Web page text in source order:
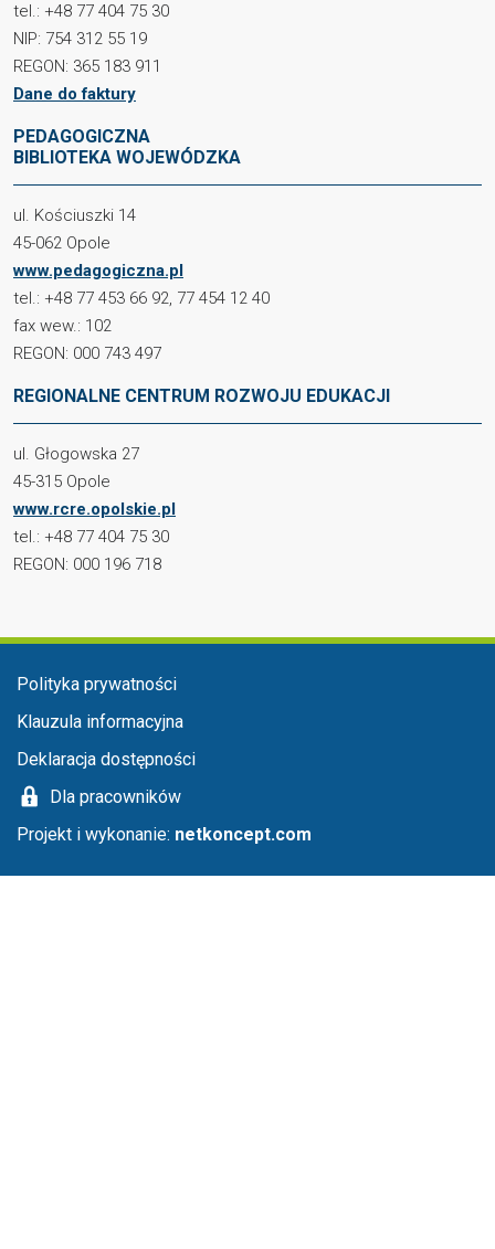
tel.: +48 77 404 75 30
NIP: 754 312 55 19
REGON: 365 183 911
Dane do faktury
PEDAGOGICZNA
BIBLIOTEKA WOJEWÓDZKA
ul. Kościuszki 14
45-062 Opole
www.pedagogiczna.pl
tel.: +48 77 453 66 92, 77 454 12 40
fax wew.: 102
REGON: 000 743 497
REGIONALNE CENTRUM ROZWOJU EDUKACJI
ul. Głogowska 27
45-315 Opole
www.rcre.opolskie.pl
tel.: +48 77 404 75 30
REGON: 000 196 718
Menu stopka
Polityka prywatności
Klauzula informacyjna
Deklaracja dostępności
Dla pracowników
Projekt i wykonanie: netkoncept.com